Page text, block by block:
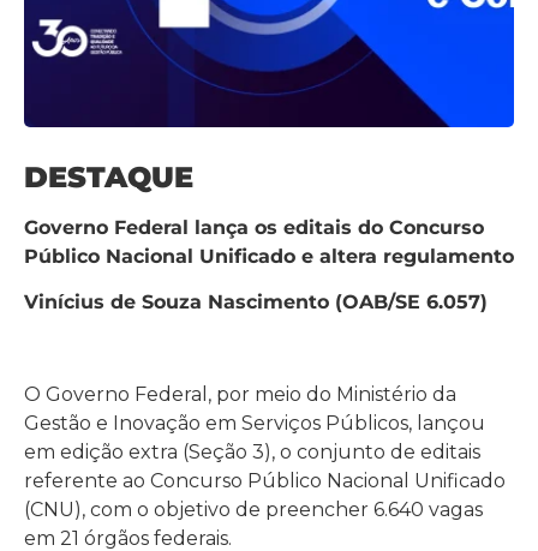
DESTAQUE
Governo Federal lança os editais do Concurso
Público Nacional Unificado e altera regulamento
Vinícius de Souza Nascimento (OAB/SE 6.057)
O Governo Federal, por meio do Ministério da
Gestão e Inovação em Serviços Públicos, lançou
em edição extra (Seção 3), o conjunto de editais
referente ao Concurso Público Nacional Unificado
(CNU), com o objetivo de preencher 6.640 vagas
em 21 órgãos federais.